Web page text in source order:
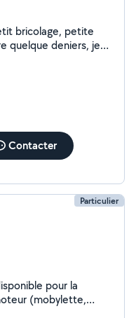
bricolage, petite
quelque deniers, je
Contacter
Particulier
pour la
(mobylette,